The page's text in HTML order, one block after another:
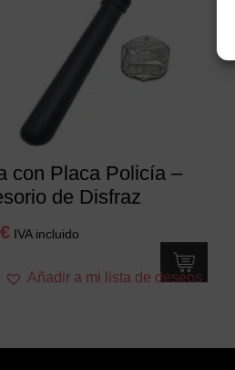
con Placa Policía –
de Disfraz
€ IVA incluido
Añadir a mi lista de deseos